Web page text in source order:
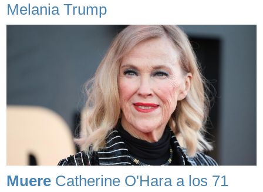
Melania Trump
Muere Catherine O'Hara a los 71